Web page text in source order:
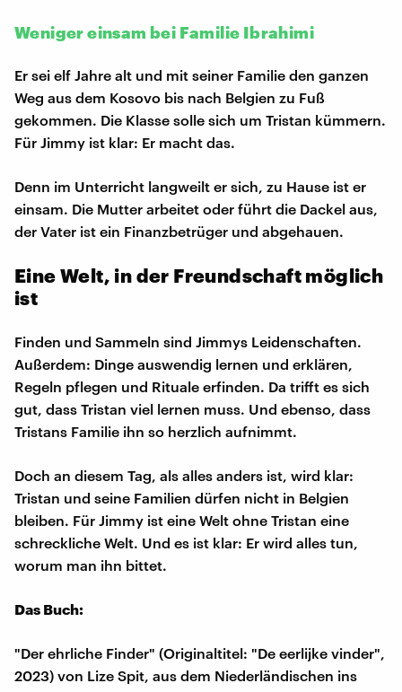
Weniger einsam bei Familie Ibrahimi
Er sei elf Jahre alt und mit seiner Familie den ganzen
Weg aus dem Kosovo bis nach Belgien zu Fuß
gekommen. Die Klasse solle sich um Tristan kümmern.
Für Jimmy ist klar: Er macht das.
Denn im Unterricht langweilt er sich, zu Hause ist er
einsam. Die Mutter arbeitet oder führt die Dackel aus,
der Vater ist ein Finanzbetrüger und abgehauen.
Eine Welt, in der Freundschaft möglich
ist
Finden und Sammeln sind Jimmys Leidenschaften.
Außerdem: Dinge auswendig lernen und erklären,
Regeln pflegen und Rituale erfinden. Da trifft es sich
gut, dass Tristan viel lernen muss. Und ebenso, dass
Tristans Familie ihn so herzlich aufnimmt.
Doch an diesem Tag, als alles anders ist, wird klar:
Tristan und seine Familien dürfen nicht in Belgien
bleiben. Für Jimmy ist eine Welt ohne Tristan eine
schreckliche Welt. Und es ist klar: Er wird alles tun,
worum man ihn bittet.
Das Buch:
"Der ehrliche Finder" (Originaltitel: "De eerlijke vinder",
2023) von Lize Spit, aus dem Niederländischen ins